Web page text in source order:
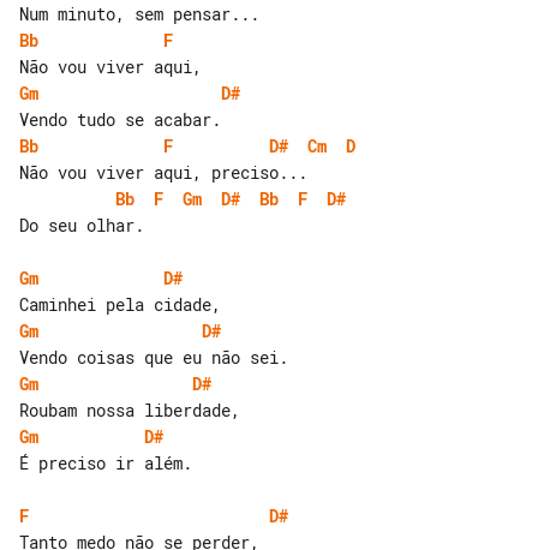
Bb
F
Gm
D#
Bb
F D# Cm
D
Bb
F Gm D# Bb F
D#
Do seu olhar.
Gm
D#
Gm
D#
Gm
D#
Gm
D#
É preciso ir além.
F
D#